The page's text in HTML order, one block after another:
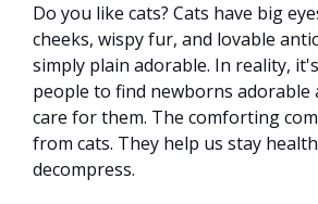
Do you like cats? Cats have big
cheeks, wispy fur, and lovable
simply plain adorable. In reality,
people to find newborns adorable
care for them. The comforting
from cats. They help us stay
decompress.